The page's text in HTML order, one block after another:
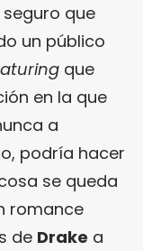
seguro que
un público
que
en la que
a
podría hacer
se queda
romance
de Drake a